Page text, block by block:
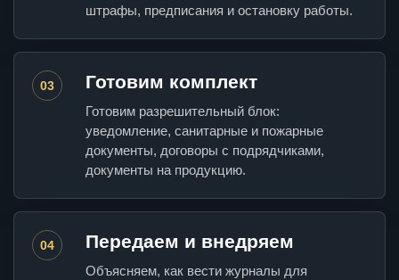
штрафы, предписания и остановку работы.
03 Готовим комплект
Готовим разрешительный блок:
уведомление, санитарные и пожарные
документы, договоры с подрядчиками,
документы на продукцию.
04 Передаем и внедряем
Объясняем, как вести журналы для